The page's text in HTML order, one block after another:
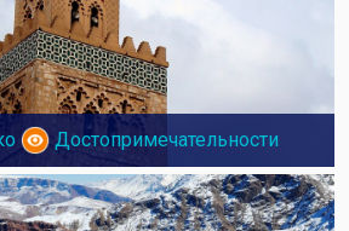
Достопримечательности